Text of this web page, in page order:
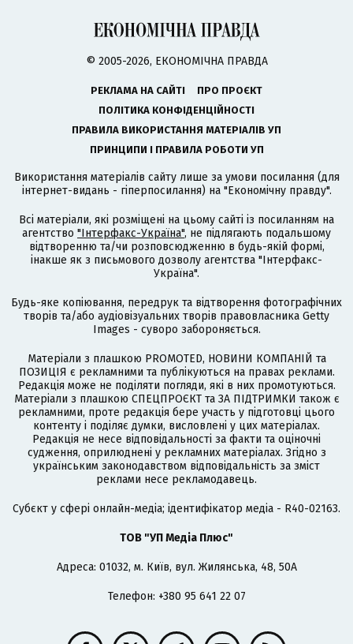
© 2005-2026, ЕКОНОМІЧНА ПРАВДА
РЕКЛАМА НА САЙТІ
ПРО ПРОЄКТ
ПОЛІТИКА КОНФІДЕНЦІЙНОСТІ
ПРАВИЛА ВИКОРИСТАННЯ МАТЕРІАЛІВ УП
ПРИНЦИПИ І ПРАВИЛА РОБОТИ УП
Використання матеріалів сайту лише за умови посилання (для
інтернет-видань - гіперпосилання) на "Економічну правду".
Всі матеріали, які розміщені на цьому сайті із посиланням на
агентство "Інтерфакс-Україна", не підлягають подальшому
відтворенню та/чи розповсюдженню в будь-якій формі,
інакше як з письмового дозволу агентства "Інтерфакс-
Україна".
Будь-яке копіювання, передрук та відтворення фотографічних
творів та/або аудіовізуальних творів правовласника Getty
Images - суворо забороняється.
Матеріали з плашкою PROMOTED, НОВИНИ КОМПАНІЙ та
ПОЗИЦІЯ є рекламними та публікуються на правах реклами.
Редакція може не поділяти погляди, які в них промотуються.
Матеріали з плашкою СПЕЦПРОЄКТ та ЗА ПІДТРИМКИ також є
рекламними, проте редакція бере участь у підготовці цього
контенту і поділяє думки, висловлені у цих матеріалах.
Редакція не несе відповідальності за факти та оціночні
судження, оприлюднені у рекламних матеріалах. Згідно з
українським законодавством відповідальність за зміст
реклами несе рекламодавець.
Cубєкт у сфері онлайн-медіа; ідентифікатор медіа - R40-02163.
ТОВ "УП Медіа Плюс"
Адреса: 01032, м. Київ, вул. Жилянська, 48, 50А
Телефон: +380 95 641 22 07